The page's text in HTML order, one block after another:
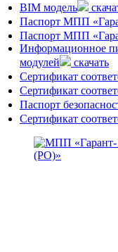
BIM модель
Паспорт МПП
Паспорт МПП
Информационное
модулей
скачать
Сертификат
Сертификат
Паспорт
Сертификат